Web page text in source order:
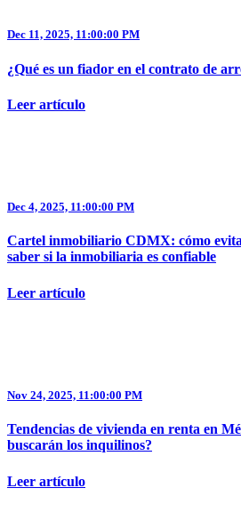
Dec 11, 2025, 11:00:00 PM
¿Qué es un fiador en el contrato de
Leer artículo
Dec 4, 2025, 11:00:00 PM
Cartel inmobiliario CDMX: cómo
saber si la inmobiliaria es confiable
Leer artículo
Nov 24, 2025, 11:00:00 PM
Tendencias de vivienda en renta en
buscarán los inquilinos?
Leer artículo